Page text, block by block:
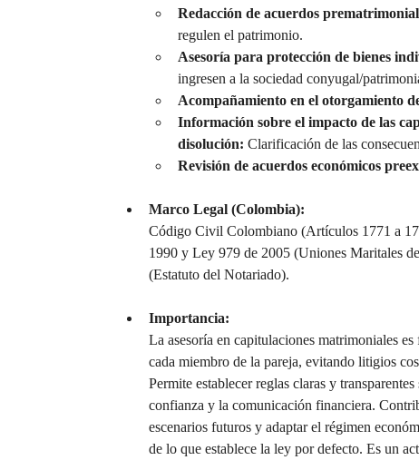
Redacción de acuerdos
regulen el patrimonio.
Asesoría para protección de bienes
ingresen a la sociedad conyugal/
Acompañamiento en el otorgamiento
Información sobre el impacto de las
disolución: Clarificación de las
Revisión de acuerdos económicos
Marco Legal (Colombia):
Código Civil Colombiano (Artículos 1771 a
1990 y Ley 979 de 2005 (Uniones Maritales
(Estatuto del Notariado).
Importancia:
La asesoría en capitulaciones matrimoniales
cada miembro de la pareja, evitando litigios
Permite establecer reglas claras y
confianza y la comunicación financiera.
escenarios futuros y adaptar el régimen
de lo que establece la ley por defecto. Es un